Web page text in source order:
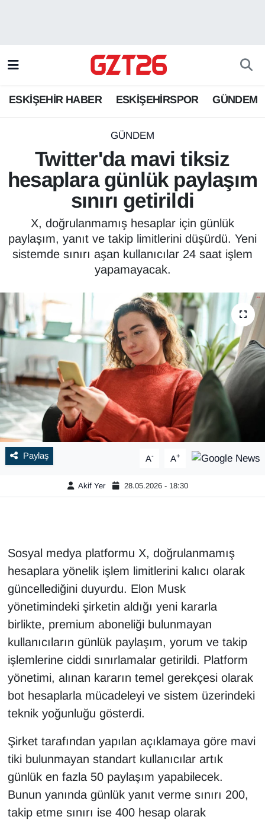
ESKİŞEHİR HABER ESKİŞEHİRSPOR GÜNDEM
GÜNDEM
Twitter'da mavi tiksiz
hesaplara günlük paylaşım
sınırı getirildi
X, doğrulanmamış hesaplar için günlük
paylaşım, yanıt ve takip limitlerini düşürdü. Yeni
sistemde sınırı aşan kullanıcılar 24 saat işlem
yapamayacak.
Paylaş A- A+
Akif Yer 28.05.2026 - 18:30
Sosyal medya platformu X, doğrulanmamış
hesaplara yönelik işlem limitlerini kalıcı olarak
güncellediğini duyurdu. Elon Musk
yönetimindeki şirketin aldığı yeni kararla
birlikte, premium aboneliği bulunmayan
kullanıcıların günlük paylaşım, yorum ve takip
işlemlerine ciddi sınırlamalar getirildi. Platform
yönetimi, alınan kararın temel gerekçesi olarak
bot hesaplarla mücadeleyi ve sistem üzerindeki
teknik yoğunluğu gösterdi.
Şirket tarafından yapılan açıklamaya göre mavi
tiki bulunmayan standart kullanıcılar artık
günlük en fazla 50 paylaşım yapabilecek.
Bunun yanında günlük yanıt verme sınırı 200,
takip etme sınırı ise 400 hesap olarak
ESKİŞEHİRSPOR
GÜNDEM
Odunpazarı Trafik Yoğunluk Haritası
Süper Lig Puan Durumu ve Fikstür
Son Dakika Haberleri
Haber Arşivi